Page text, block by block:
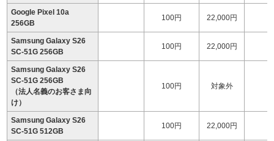
Google Pixel 10a
256GB
100円 22,000円
Samsung Galaxy S26
SC-51G 256GB
100円 22,000円
Samsung Galaxy S26
SC-51G 256GB
（法人名義のお客さま向
け）
100円 対象外
Samsung Galaxy S26
SC-51G 512GB
100円 22,000円